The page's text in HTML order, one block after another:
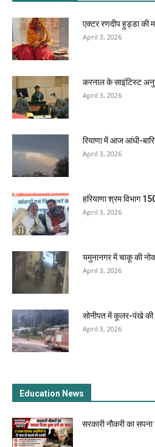
एक्टर रणदीप हुड्डा की
April 3, 2026
करनाल के साइंटिस्ट
April 3, 2026
रियाणा में आज आंधी-
April 3, 2026
हरियाणा श्रम विभाग
April 3, 2026
यमुनानगर में चाकू की
April 3, 2026
सोनीपत में कूलर-पंखे
April 3, 2026
Education News
सरकारी नौकरी का